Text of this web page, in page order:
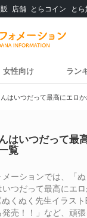
店舗 とらコイン と
女性向け ラン
んはいつだって最高にエロ
はいつだって最
覧
ーションでは、「
いつだって最高にエ
くぬく先生イラス
売！！」など、頑